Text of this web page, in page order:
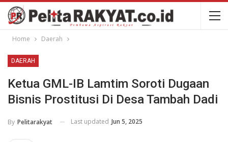
Home Daerah
DAERAH
Ketua GML-IB Lamtim Soroti Dugaan
Bisnis Prostitusi Di Desa Tambah Dadi
By Pelitarakyat Last updated Jun 5, 2025